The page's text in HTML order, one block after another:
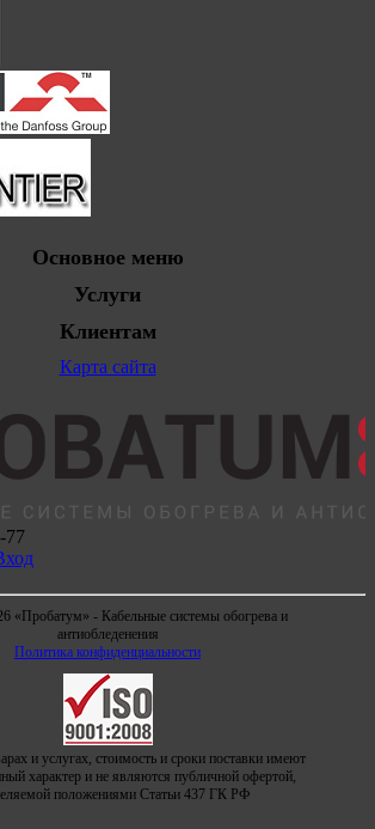
Основное меню
Услуги
Клиентам
Карта сайта
77
«Пробатум» - Кабельные системы обогрева и
антиобледенения
Политика конфиденциальности
и услугах, стоимость и сроки поставки имеют
характер и не являются публичной офертой,
положениями Статьи 437 ГК РФ